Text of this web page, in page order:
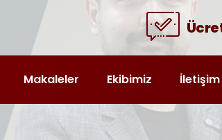
Makaleler Ekibimiz İletişim